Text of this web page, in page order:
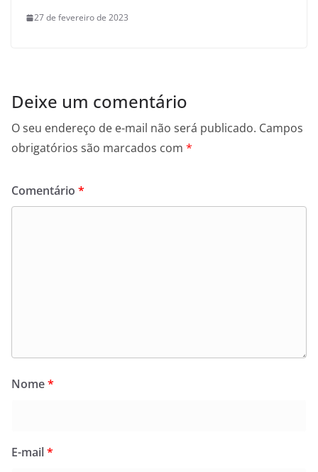
27 de fevereiro de 2023
Deixe um comentário
O seu endereço de e-mail não será publicado. Campos
obrigatórios são marcados com *
Comentário *
Nome*
E-mail*